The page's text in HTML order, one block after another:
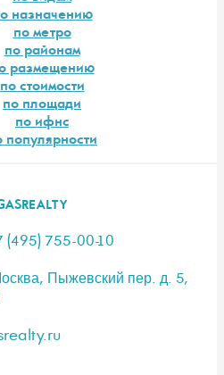
назначению
по метро
по районам
размещению
по стоимости
по площади
по ифнс
популярности
755-00-10
Пыжевский пер. д. 5,